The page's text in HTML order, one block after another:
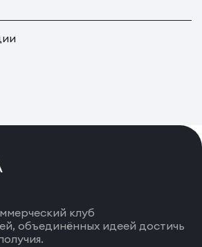
клуб
объединённых идеей достичь